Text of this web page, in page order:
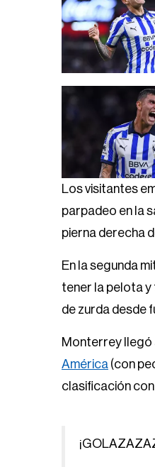
Los visitantes
parpadeo en la
pierna derecha
En la segunda
tener la pelota y
de zurda desde
Monterrey llegó
América (con
clasificación con